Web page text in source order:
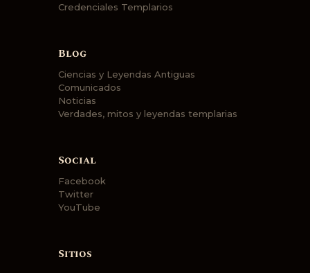
Credenciales Templarios
Blog
Ciencias y Leyendas Antiguas
Comunicados
Noticias
Verdades, mitos y leyendas templarias
Social
Facebook
Twitter
YouTube
Sitios